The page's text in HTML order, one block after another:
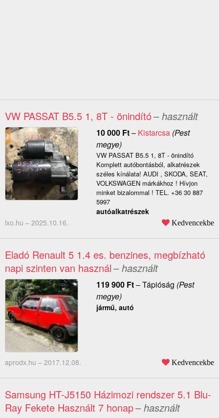
VW PASSAT B5.5 1, 8T - önindító– használt
10 000 Ft– Kistarcsa(Pest
megye)
VW PASSAT B5.5 1, 8T - önindító
Komplett autóbontásból, alkatrészek
széles kínálata! AUDI , SKODA, SEAT,
VOLKSWAGEN márkákhoz ! Hívjon
minket bizalommal ! TEL. +36 30 887
5997
autóalkatrészek
lxo.hu – 2025.10.16. Kedvencekbe
Eladó Renault 5 1.4 es. benzines, megbízható
napi szinten van használ– használt
119 900 Ft–Tápióság (Pest
megye)
jármű, autó
aprodx.hu – 2017.12.08. Kedvencekbe
Samsung HT-J5150 Házimozi rendszer 5.1 Blu-
Ray Fekete Használt 7 honap– használt